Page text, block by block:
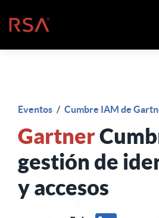
Inicio
Eventos / Cumbre IAM de
Gartner
gestión de
y accesos